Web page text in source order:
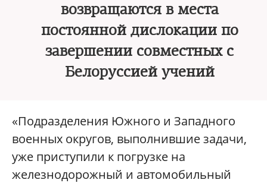
возвращаются в места
постоянной дислокации по
завершении совместных с
Белоруссией учений
«Подразделения Южного и Западного
военных округов, выполнившие задачи,
уже приступили к погрузке на
железнодорожный и автомобильный